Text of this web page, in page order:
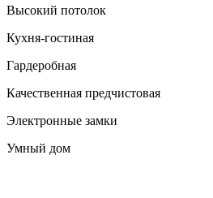
Высокий потолок
Кухня-гостиная
Гардеробная
Качественная предчистовая
Электронные замки
Умный дом